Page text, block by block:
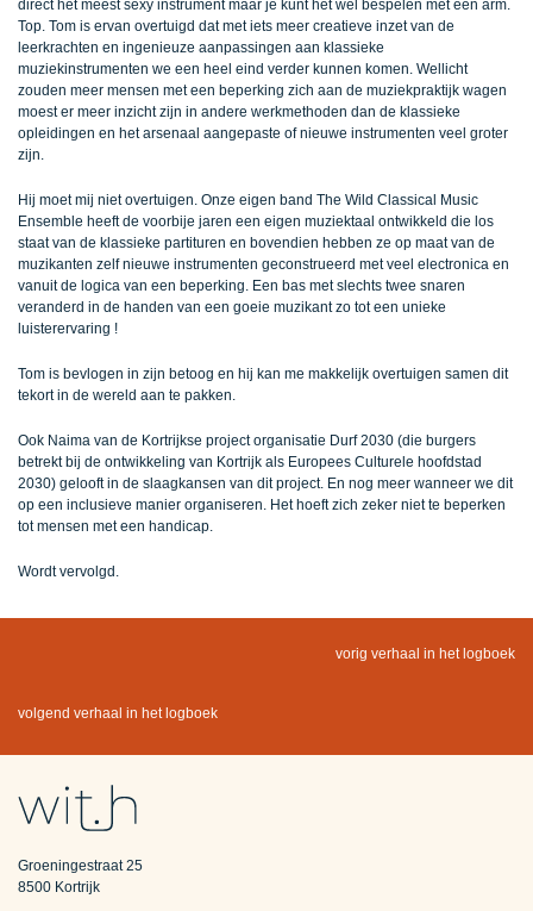
direct het meest sexy instrument maar je kunt het wel bespelen met één arm.
Top. Tom is ervan overtuigd dat met iets meer creatieve inzet van de
leerkrachten en ingenieuze aanpassingen aan klassieke
muziekinstrumenten we een heel eind verder kunnen komen. Wellicht
zouden meer mensen met een beperking zich aan de muziekpraktijk wagen
moest er meer inzicht zijn in andere werkmethoden dan de klassieke
opleidingen en het arsenaal aangepaste of nieuwe instrumenten veel groter
zijn.
Hij moet mij niet overtuigen. Onze eigen band The Wild Classical Music
Ensemble heeft de voorbije jaren een eigen muziektaal ontwikkeld die los
staat van de klassieke partituren en bovendien hebben ze op maat van de
muzikanten zelf nieuwe instrumenten geconstrueerd met veel electronica en
vanuit de logica van een beperking. Een bas met slechts twee snaren
veranderd in de handen van een goeie muzikant zo tot een unieke
luisterervaring !
Tom is bevlogen in zijn betoog en hij kan me makkelijk overtuigen samen dit
tekort in de wereld aan te pakken.
Ook Naima van de Kortrijkse project organisatie Durf 2030 (die burgers
betrekt bij de ontwikkeling van Kortrijk als Europees Culturele hoofdstad
2030) gelooft in de slaagkansen van dit project. En nog meer wanneer we dit
op een inclusieve manier organiseren. Het hoeft zich zeker niet te beperken
tot mensen met een handicap.
Wordt vervolgd.
vorig verhaal in het logboek
volgend verhaal in het logboek
Groeningestraat 25
8500 Kortrijk